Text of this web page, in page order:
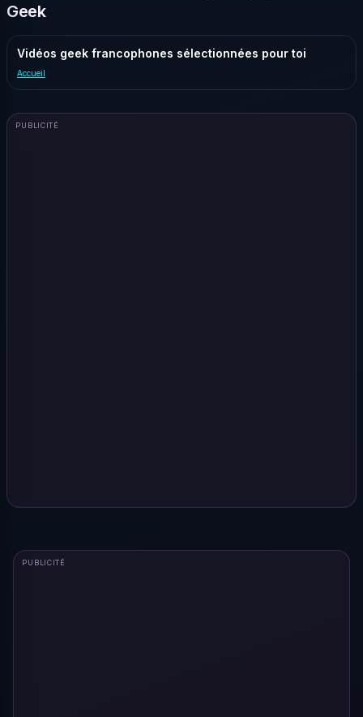
Geek
Vidéos geek francophones sélectionnées pour toi
Accueil
PUBLICITÉ
PUBLICITÉ